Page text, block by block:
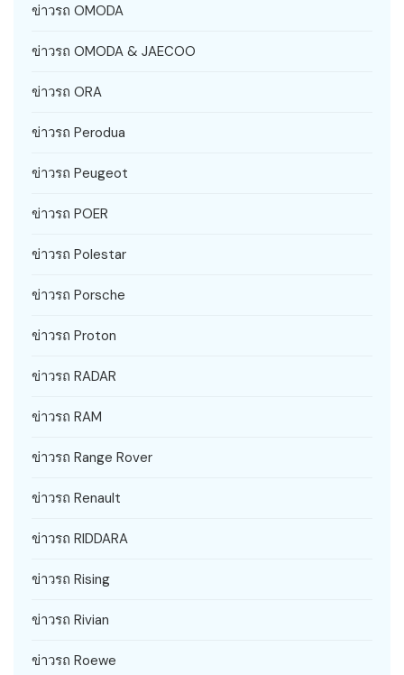
ข่าวรถ OMODA
ข่าวรถ OMODA & JAECOO
ข่าวรถ ORA
ข่าวรถ Perodua
ข่าวรถ Peugeot
ข่าวรถ POER
ข่าวรถ Polestar
ข่าวรถ Porsche
ข่าวรถ Proton
ข่าวรถ RADAR
ข่าวรถ RAM
ข่าวรถ Range Rover
ข่าวรถ Renault
ข่าวรถ RIDDARA
ข่าวรถ Rising
ข่าวรถ Rivian
ข่าวรถ Roewe